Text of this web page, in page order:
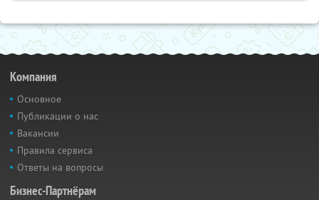
Компания
Основное
Публикации о нас
Вакансии
Правила сервиса
Ответы на вопросы
Бизнес-Партнёрам